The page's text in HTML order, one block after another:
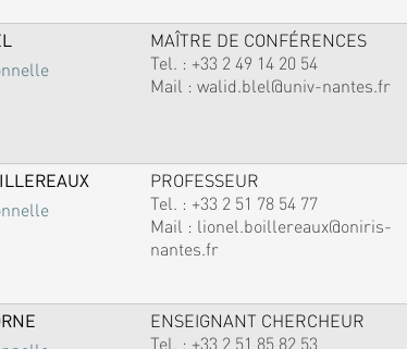
MAÎTRE DE CONFÉRENCES
Tel. : +33 2 49 14 20 54
Mail : walid.blel@univ-nantes.fr
PROFESSEUR
Tel. : +33 2 51 78 54 77
Mail : lionel.boillereaux@oniris-
nantes.fr
ENSEIGNANT CHERCHEUR
Tel. : +33 2 51 85 82 53